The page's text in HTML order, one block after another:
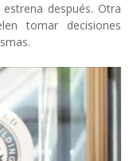
después. Otra
tomar decisiones